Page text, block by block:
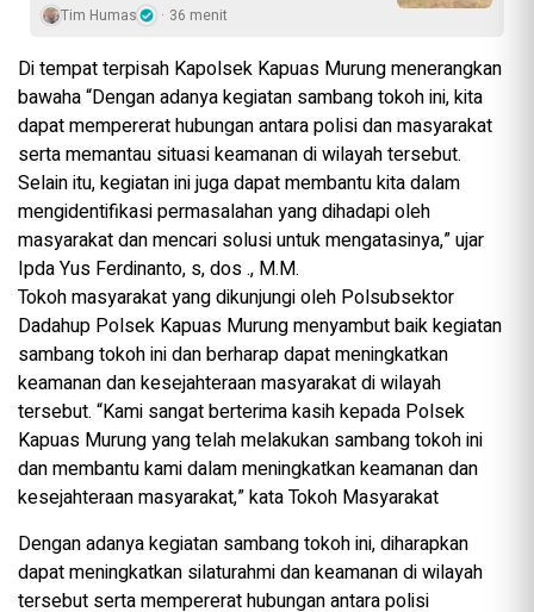
Tim Humas 36 menit
Di tempat terpisah Kapolsek Kapuas Murung menerangkan
bawaha “Dengan adanya kegiatan sambang tokoh ini, kita
dapat mempererat hubungan antara polisi dan masyarakat
serta memantau situasi keamanan di wilayah tersebut.
Selain itu, kegiatan ini juga dapat membantu kita dalam
mengidentifikasi permasalahan yang dihadapi oleh
masyarakat dan mencari solusi untuk mengatasinya,” ujar
Ipda Yus Ferdinanto, s, dos ., M.M.
Tokoh masyarakat yang dikunjungi oleh Polsubsektor
Dadahup Polsek Kapuas Murung menyambut baik kegiatan
sambang tokoh ini dan berharap dapat meningkatkan
keamanan dan kesejahteraan masyarakat di wilayah
tersebut. “Kami sangat berterima kasih kepada Polsek
Kapuas Murung yang telah melakukan sambang tokoh ini
dan membantu kami dalam meningkatkan keamanan dan
kesejahteraan masyarakat,” kata Tokoh Masyarakat
Dengan adanya kegiatan sambang tokoh ini, diharapkan
dapat meningkatkan silaturahmi dan keamanan di wilayah
tersebut serta mempererat hubungan antara polisi